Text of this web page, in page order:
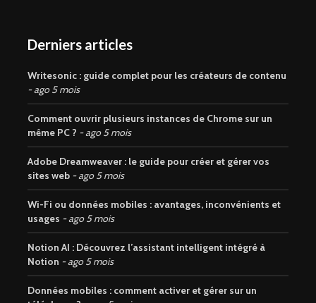
Derniers articles
Writesonic : guide complet pour les créateurs de contenu
ago 5 mois
Comment ouvrir plusieurs instances de Chrome sur un
même PC ?
ago 5 mois
Adobe Dreamweaver : le guide pour créer et gérer vos
sites web
ago 5 mois
Wi-Fi ou données mobiles : avantages, inconvénients et
usages
ago 5 mois
Notion AI : Découvrez l’assistant intelligent intégré à
Notion
ago 5 mois
Données mobiles : comment activer et gérer sur un